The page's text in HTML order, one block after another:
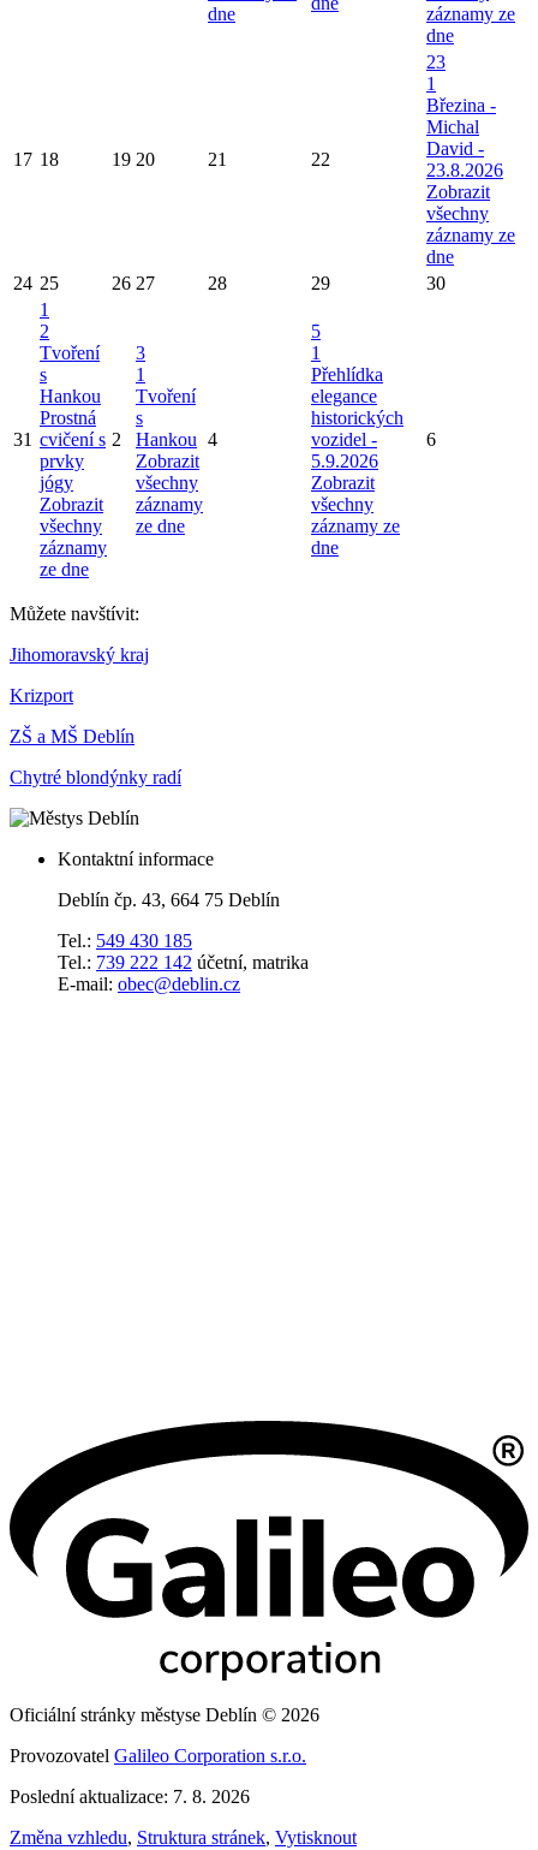
dne
záznamy ze
dne
17 18 19 20 21 22
23
1
Březina -
Michal
David -
23.8.2026
Zobrazit
všechny
záznamy ze
dne
24 25 26 27 28 29 30
31
1
2
Tvoření
s
Hankou
Prostná
cvičení s
prvky
jógy
Zobrazit
všechny
záznamy
ze dne
2
3
1
Tvoření
s
Hankou
Zobrazit
všechny
záznamy
ze dne
4
5
1
Přehlídka
elegance
historických
vozidel -
5.9.2026
Zobrazit
všechny
záznamy ze
dne
6
Můžete navštívit:
Jihomoravský kraj
Krizport
ZŠ a MŠ Deblín
Chytré blondýnky radí
Kontaktní informace
Deblín čp. 43, 664 75 Deblín
Tel.: 549 430 185
Tel.: 739 222 142 účetní, matrika
E-mail: obec@deblin.cz
Oficiální stránky městyse Deblín © 2026
Provozovatel Galileo Corporation s.r.o.
Poslední aktualizace: 7. 8. 2026
Změna vzhledu, Struktura stránek, Vytisknout